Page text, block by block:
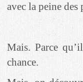
avec la peine des
Mais. Parce
chance.